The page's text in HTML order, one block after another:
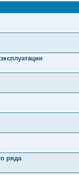
ряда